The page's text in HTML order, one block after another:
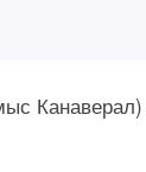
Канаверал)